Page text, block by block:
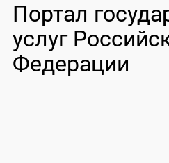
Портал
услуг
Федерации